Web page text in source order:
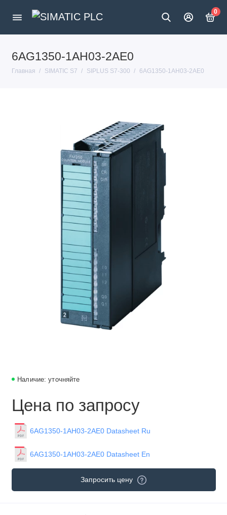
0
6AG1350-1AH03-2AE0
Главная SIMATIC S7 SIPLUS S7-300 6AG1350-1AH03-2AE0
Наличие: уточняйте
Цена по запросу
6AG1350-1AH03-2AE0 Datasheet Ru
6AG1350-1AH03-2AE0 Datasheet En
Запросить цену